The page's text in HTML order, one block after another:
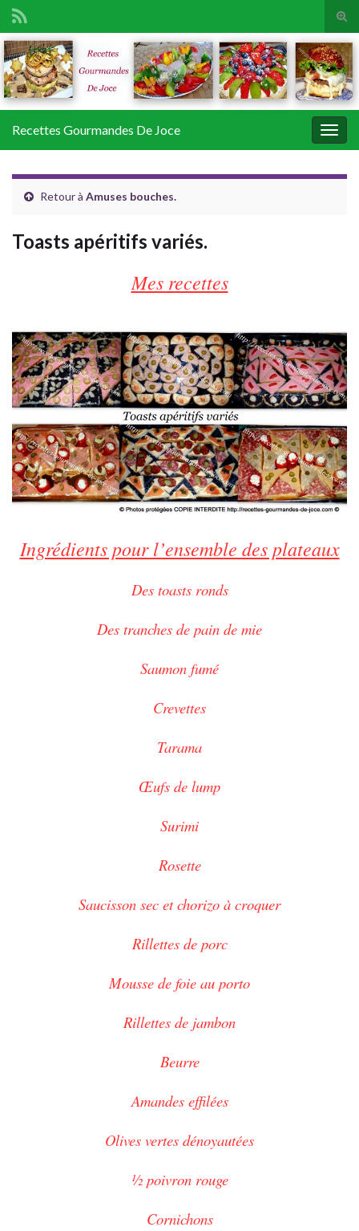
Search for:
Recettes Gourmandes De Joce
Retour à Amuses bouches.
Toasts apéritifs variés.
Mes recettes
Ingrédients pour l’ensemble des plateaux
Des toasts ronds
Des tranches de pain de mie
Saumon fumé
Crevettes
Tarama
Œufs de lump
Surimi
Rosette
Saucisson sec et chorizo à croquer
Rillettes de porc
Mousse de foie au porto
Rillettes de jambon
Beurre
Amandes effilées
Olives vertes dénoyautées
½ poivron rouge
Cornichons